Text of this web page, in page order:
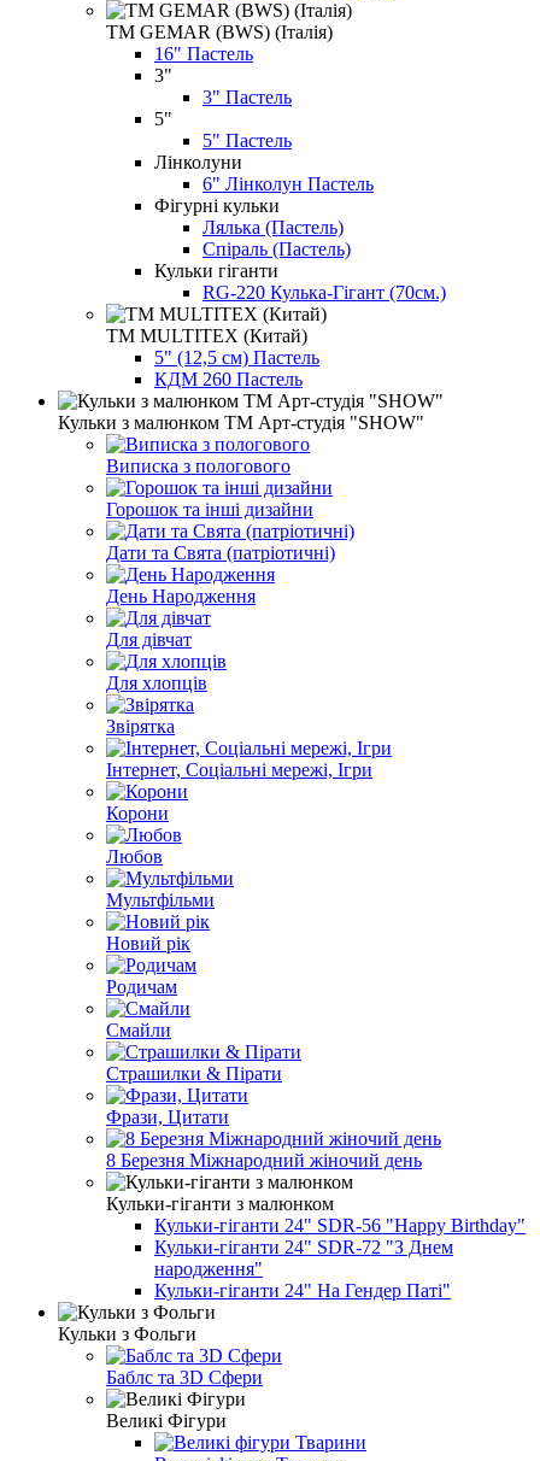
ТМ GEMAR (BWS) (Італія)
16" Пастель
3"
3" Пастель
5"
5" Пастель
Лінколуни
6" Лінколун Пастель
Фігурні кульки
Лялька (Пастель)
Спіраль (Пастель)
Кульки гіганти
RG-220 Кулька-Гігант (70см.)
ТМ MULTITEX (Китай)
5" (12,5 см) Пастель
КДМ 260 Пастель
Кульки з малюнком ТМ Арт-студія "SHOW"
Виписка з пологового
Горошок та інші дизайни
Дати та Свята (патріотичні)
День Народження
Для дівчат
Для хлопців
Звірятка
Інтернет, Соціальні мережі, Ігри
Корони
Любов
Мультфільми
Новий рік
Родичам
Смайли
Страшилки & Пірати
Фрази, Цитати
8 Березня Міжнародний жіночий день
Кульки-гіганти з малюнком
Кульки-гіганти 24" SDR-56 "Happy Birthday"
Кульки-гіганти 24" SDR-72 "З Днем
народження"
Кульки-гіганти 24" На Гендер Паті"
Кульки з Фольги
Баблс та 3D Сфери
Великі Фігури